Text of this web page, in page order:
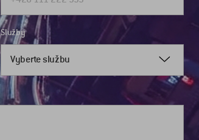
Služby
Vyberte službu